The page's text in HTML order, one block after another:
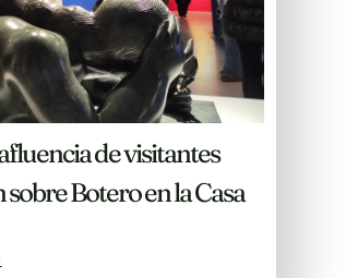
de visitantes
sobre Botero en la Casa